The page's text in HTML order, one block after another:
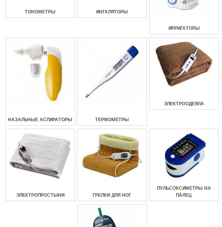
ТОНОМЕТРЫ ИНГАЛЯТОРЫ
ИРРИГАТОРЫ
НАЗАЛЬНЫЕ АСПИРАТОРЫ ТЕРМОМЕТРЫ
ЭЛЕКТРООДЕЯЛА
ЭЛЕКТРОПРОСТЫНИ ГРЕЛКИ ДЛЯ НОГ
ПУЛЬСОКСИМЕТРЫ НА
ПАЛЕЦ